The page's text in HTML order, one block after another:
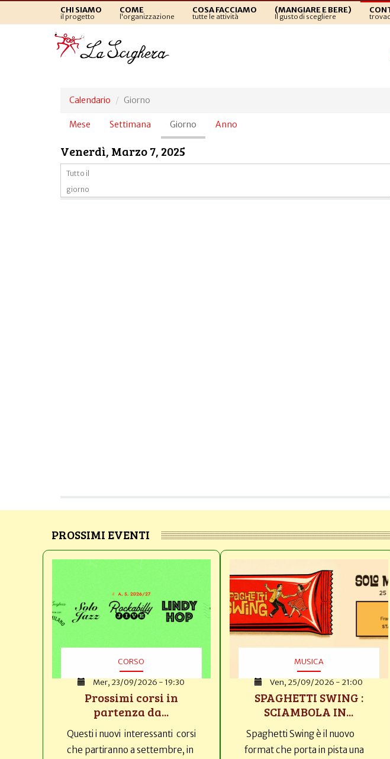
CHI SIAMO
il progetto
COME
l'organizzazione
COSA FACCIAMO
tutte le attività
(MANGIARE E BERE)
Il gusto di scegliere
Calendario Giorno
Schede
Mese Settimana Giorno (scheda
attiva)
Anno
Venerdì, Marzo 7, 2025
Tutto il
giorno
PROSSIMI EVENTI
CORSO
Mer, 23/09/2026 - 19:30
Prossimi corsi in
partenza da...
Questi i nuovi interessanti corsi
che partiranno a settembre, in
MUSICA
Ven, 25/09/2026 - 21:00
SPAGHETTI SWING :
SCIAMBOLA IN...
Spaghetti Swing è il nuovo
format che porta in pista una